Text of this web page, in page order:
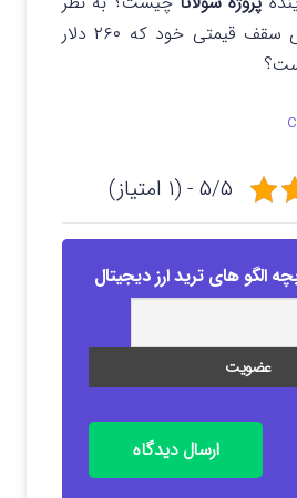
شما این رمز ارز برای سقف قیمتی خود که ۲۶۰ دلار
۵/۵ - (۱ امتیاز)
الگو های ترید ارز دیجیتال
ارسال دیدگاه